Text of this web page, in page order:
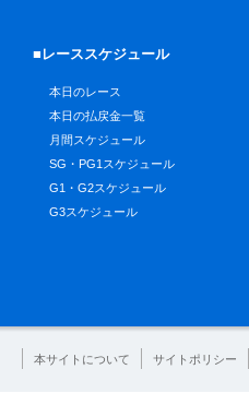
■レーススケジュール
本日のレース
本日の払戻金一覧
月間スケジュール
SG・PG1スケジュール
G1・G2スケジュール
G3スケジュール
本サイトについて サイトポリシー